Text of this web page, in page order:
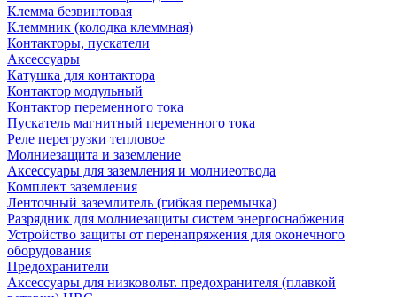
Клемма безвинтовая
Клеммник (колодка клеммная)
Контакторы, пускатели
Аксессуары
Катушка для контактора
Контактор модульный
Контактор переменного тока
Пускатель магнитный переменного тока
Реле перегрузки тепловое
Молниезащита и заземление
Аксессуары для заземления и молниеотвода
Комплект заземления
Ленточный заземлитель (гибкая перемычка)
Разрядник для молниезащиты систем энергоснабжения
Устройство защиты от перенапряжения для оконечного
оборудования
Предохранители
Аксессуары для низковольт. предохранителя (плавкой